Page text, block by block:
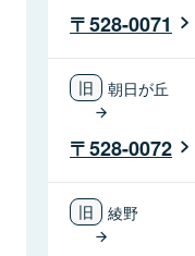
528-0071
朝日が丘
528-0072
綾野